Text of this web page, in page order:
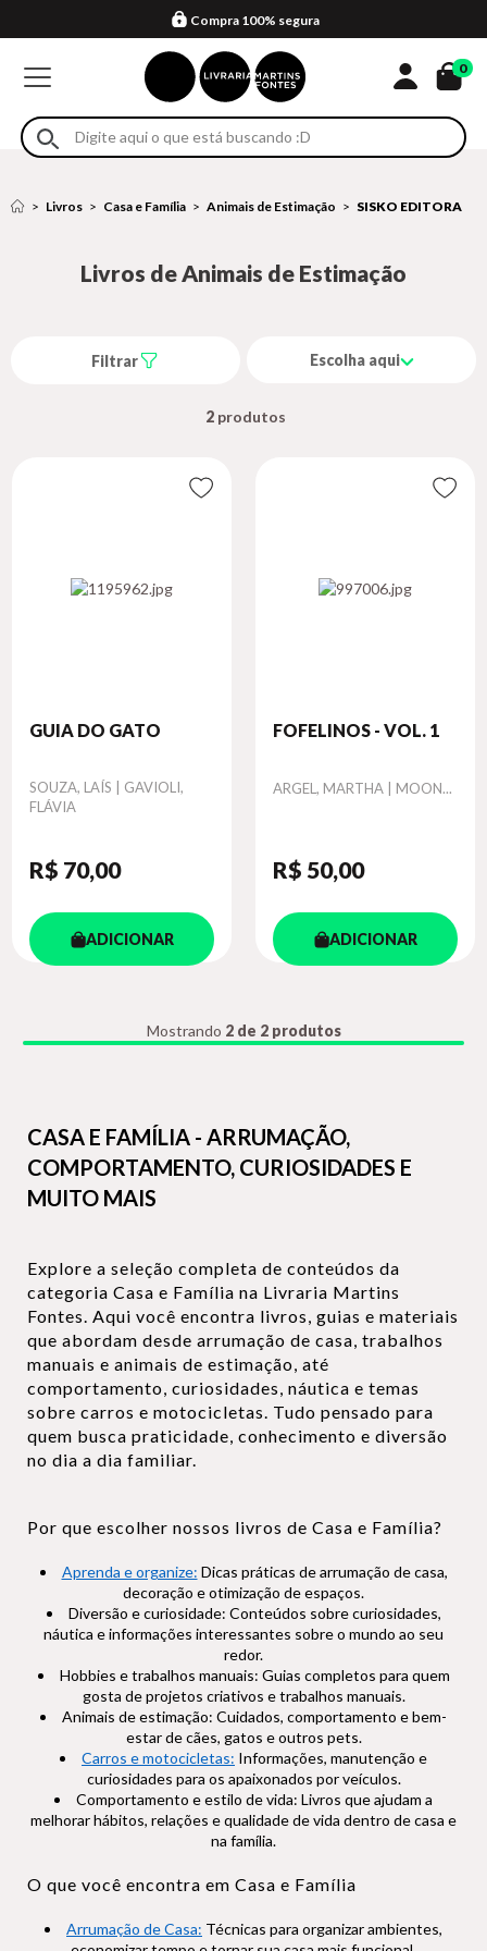
Formas de entrega
Compra 100% segura
Em até 4x sem juros no cartão*
Retire na loja
Eventos
0
Livros Casa e Família Animais de Estimação SISKO EDITORA
Livros de Animais de Estimação
Filtrar Escolha aqui
2
GUIA DO GATO
Autor
SOUZA, LAÍS | GAVIOLI,
FLÁVIA
R$ 70,00
ADICIONAR
FOFELINOS - VOL. 1
Autor
ARGEL, MARTHA | MOON...
R$ 50,00
ADICIONAR
Mostrando 2 de 2 produtos
CASA E FAMÍLIA - ARRUMAÇÃO,
COMPORTAMENTO, CURIOSIDADES E
MUITO MAIS
Explore a seleção completa de conteúdos da
categoria Casa e Família na Livraria Martins
Fontes. Aqui você encontra livros, guias e materiais
que abordam desde arrumação de casa, trabalhos
manuais e animais de estimação, até
comportamento, curiosidades, náutica e temas
sobre carros e motocicletas. Tudo pensado para
quem busca praticidade, conhecimento e diversão
no dia a dia familiar.
Por que escolher nossos livros de Casa e Família?
Aprenda e organize: Dicas práticas de arrumação de casa,
decoração e otimização de espaços.
Diversão e curiosidade: Conteúdos sobre curiosidades,
náutica e informações interessantes sobre o mundo ao seu
redor.
Hobbies e trabalhos manuais: Guias completos para quem
gosta de projetos criativos e trabalhos manuais.
Animais de estimação: Cuidados, comportamento e bem-
estar de cães, gatos e outros pets.
Carros e motocicletas: Informações, manutenção e
curiosidades para os apaixonados por veículos.
Comportamento e estilo de vida: Livros que ajudam a
melhorar hábitos, relações e qualidade de vida dentro de casa e
na família.
O que você encontra em Casa e Família
Arrumação de Casa: Técnicas para organizar ambientes,